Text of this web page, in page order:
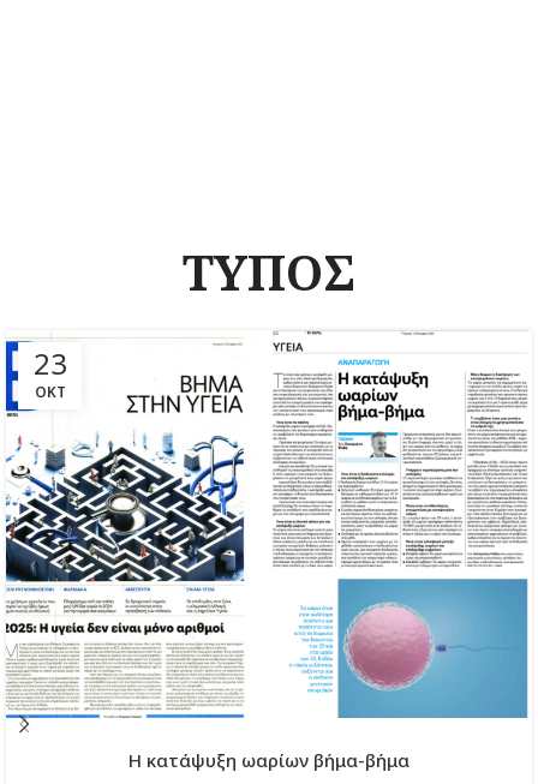
ΤΥΠΟΣ
23
ΟΚΤ
H κατάψυξη ωαρίων βήμα-βήμα